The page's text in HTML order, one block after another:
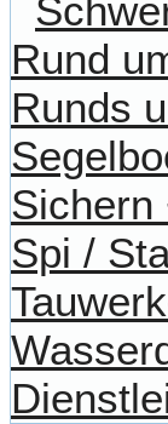
Rund
Runds
Sichern
Spi /